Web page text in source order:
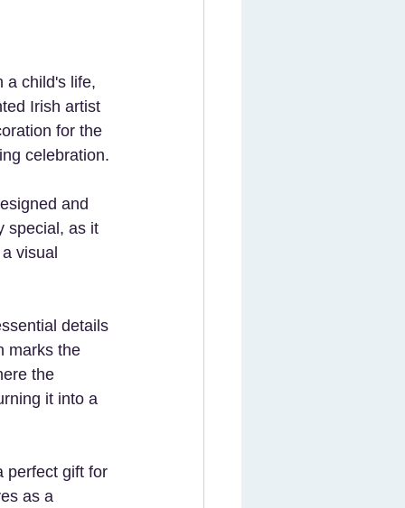
a child's life,
Irish artist
for the
celebration.
and
special, as it
visual
details
marks the
the
it into a
perfect gift for
as a